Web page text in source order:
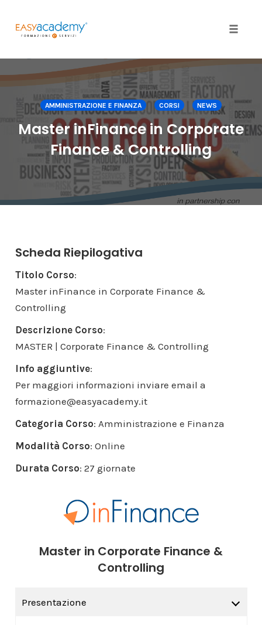
AMMINISTRAZIONE E FINANZA CORSI NEWS
Master inFinance in Corporate
Finance & Controlling
Scheda Riepilogativa
Titolo Corso:
Master inFinance in Corporate Finance &
Controlling
Descrizione Corso:
MASTER | Corporate Finance & Controlling
Info aggiuntive:
Per maggiori informazioni inviare email a
formazione@easyacademy.it
Categoria Corso: Amministrazione e Finanza
Modalità Corso: Online
Durata Corso: 27 giornate
Master in Corporate Finance &
Controlling
Presentazione